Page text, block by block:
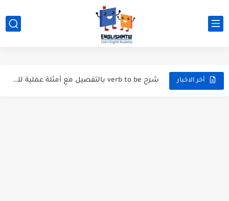
أخر الاخبار شرح verb to be بالتفصيل مع أمثلة عملية للمبتدئين